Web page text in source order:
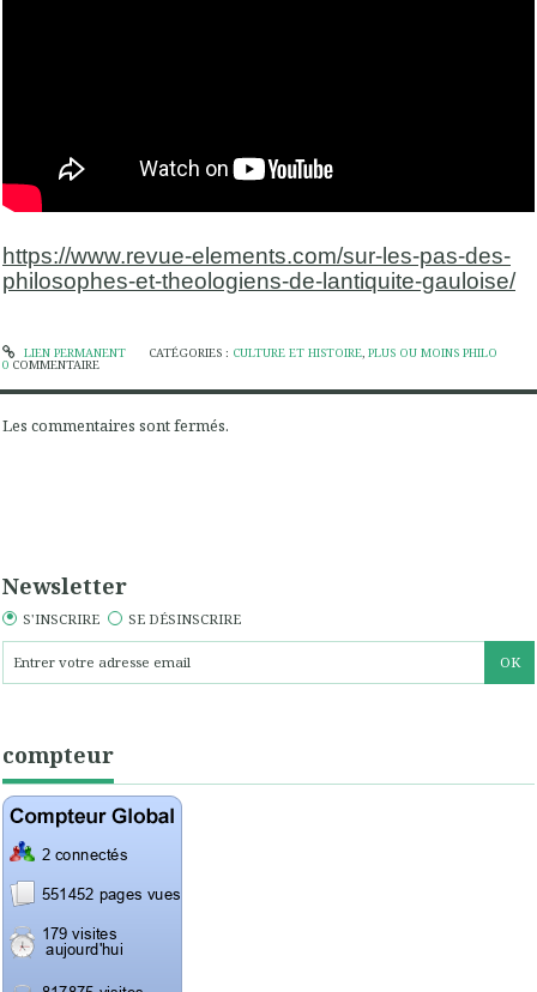
https://www.revue-elements.com/sur-les-pas-des-
philosophes-et-theologiens-de-lantiquite-gauloise/
LIEN PERMANENT CATÉGORIES : CULTURE ET HISTOIRE, PLUS OU MOINS PHILO
0 COMMENTAIRE
Les commentaires sont fermés.
Newsletter
S'INSCRIRE SE DÉSINSCRIRE
compteur